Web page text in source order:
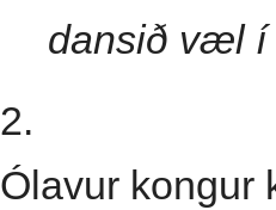
dansið væl í
2.
Ólavur kongur